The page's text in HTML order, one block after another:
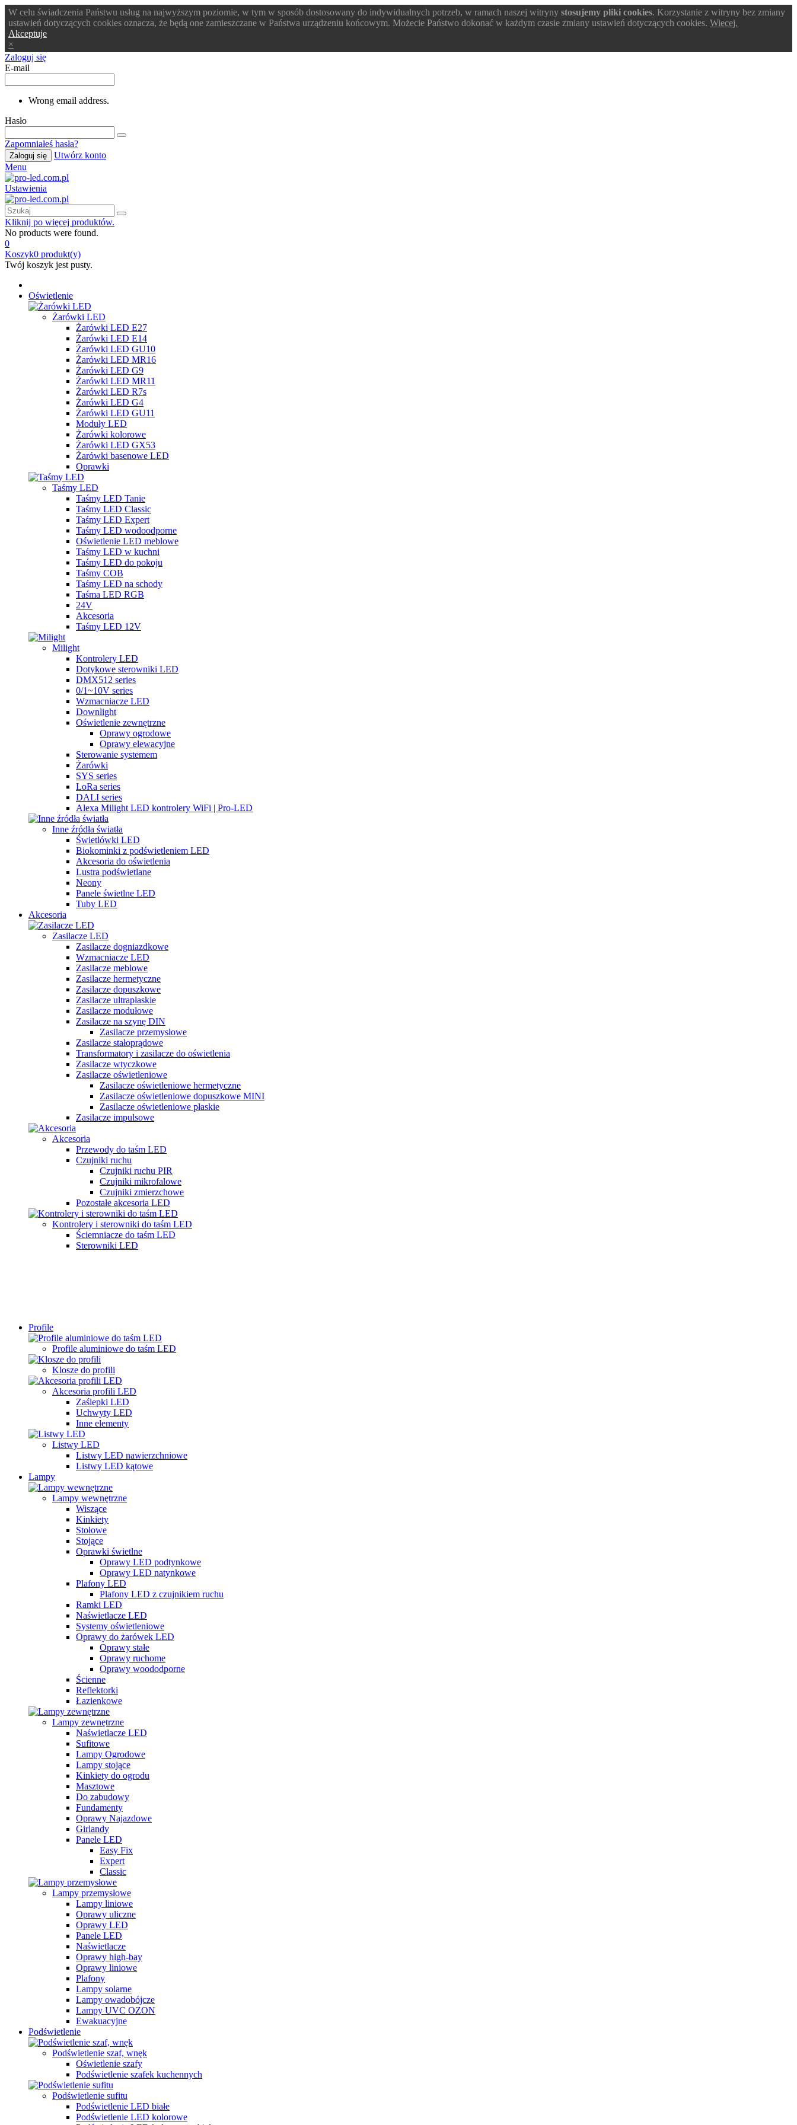
W celu świadczenia Państwu usług na najwyższym poziomie, w tym w sposób dostosowany do indywidualnych potrzeb, w ramach naszej witryny stosujemy pliki cookies. Korzystanie z witryny bez zmiany
ustawień dotyczących cookies oznacza, że będą one zamieszczane w Państwa urządzeniu końcowym. Możecie Państwo dokonać w każdym czasie zmiany ustawień dotyczących cookies. Wiecej.
Akceptuje
×
Zaloguj się
E-mail
Wrong email address.
Hasło
Zapomniałeś hasła?
Zaloguj się
Utwórz konto
Menu
Ustawienia
Kliknij po więcej produktów.
No products were found.
0
Koszyk0 produkt(y)
Twój koszyk jest pusty.
Oświetlenie
Żarówki LED
Żarówki LED E27
Żarówki LED E14
Żarówki LED GU10
Żarówki LED MR16
Żarówki LED G9
Żarówki LED MR11
Żarówki LED R7s
Żarówki LED G4
Żarówki LED GU11
Moduły LED
Żarówki kolorowe
Żarówki LED GX53
Żarówki basenowe LED
Oprawki
Taśmy LED
Taśmy LED Tanie
Taśmy LED Classic
Taśmy LED Expert
Taśmy LED wodoodporne
Oświetlenie LED meblowe
Taśmy LED w kuchni
Taśmy LED do pokoju
Taśmy COB
Taśmy LED na schody
Taśma LED RGB
24V
Akcesoria
Taśmy LED 12V
Milight
Kontrolery LED
Dotykowe sterowniki LED
DMX512 series
0/1~10V series
Wzmacniacze LED
Downlight
Oświetlenie zewnętrzne
Oprawy ogrodowe
Oprawy elewacyjne
Sterowanie systemem
Żarówki
SYS series
LoRa series
DALI series
Alexa Milight LED kontrolery WiFi | Pro-LED
Inne źródła światła
Świetlówki LED
Biokominki z podświetleniem LED
Akcesoria do oświetlenia
Lustra podświetlane
Neony
Panele świetlne LED
Tuby LED
Akcesoria
Zasilacze LED
Zasilacze dogniazdkowe
Wzmacniacze LED
Zasilacze meblowe
Zasilacze hermetyczne
Zasilacze dopuszkowe
Zasilacze ultrapłaskie
Zasilacze modułowe
Zasilacze na szynę DIN
Zasilacze przemysłowe
Zasilacze stałoprądowe
Transformatory i zasilacze do oświetlenia
Zasilacze wtyczkowe
Zasilacze oświetleniowe
Zasilacze oświetleniowe hermetyczne
Zasilacze oświetleniowe dopuszkowe MINI
Zasilacze oświetleniowe płaskie
Zasilacze impulsowe
Akcesoria
Przewody do taśm LED
Czujniki ruchu
Czujniki ruchu PIR
Czujniki mikrofalowe
Czujniki zmierzchowe
Pozostałe akcesoria LED
Kontrolery i sterowniki do taśm LED
Ściemniacze do taśm LED
Sterowniki LED
Profile
Profile aluminiowe do taśm LED
Klosze do profili
Akcesoria profili LED
Zaślepki LED
Uchwyty LED
Inne elementy
Listwy LED
Listwy LED nawierzchniowe
Listwy LED kątowe
Lampy
Lampy wewnętrzne
Wiszące
Kinkiety
Stołowe
Stojące
Oprawki świetlne
Oprawy LED podtynkowe
Oprawy LED natynkowe
Plafony LED
Plafony LED z czujnikiem ruchu
Ramki LED
Naświetlacze LED
Systemy oświetleniowe
Oprawy do żarówek LED
Oprawy stałe
Oprawy ruchome
Oprawy woododporne
Ścienne
Reflektorki
Łazienkowe
Lampy zewnętrzne
Naświetlacze LED
Sufitowe
Lampy Ogrodowe
Lampy stojące
Kinkiety do ogrodu
Masztowe
Do zabudowy
Fundamenty
Oprawy Najazdowe
Girlandy
Panele LED
Easy Fix
Expert
Classic
Lampy przemysłowe
Lampy liniowe
Oprawy uliczne
Oprawy LED
Panele LED
Naświetlacze
Oprawy high-bay
Oprawy liniowe
Plafony
Lampy solarne
Lampy owadobójcze
Lampy UVC OZON
Ewakuacyjne
Podświetlenie
Podświetlenie szaf, wnęk
Oświetlenie szafy
Podświetlenie szafek kuchennych
Podświetlenie sufitu
Podświetlenie LED białe
Podświetlenie LED kolorowe